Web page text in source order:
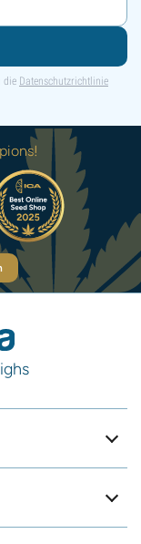
die Datenschutzrichtlinie